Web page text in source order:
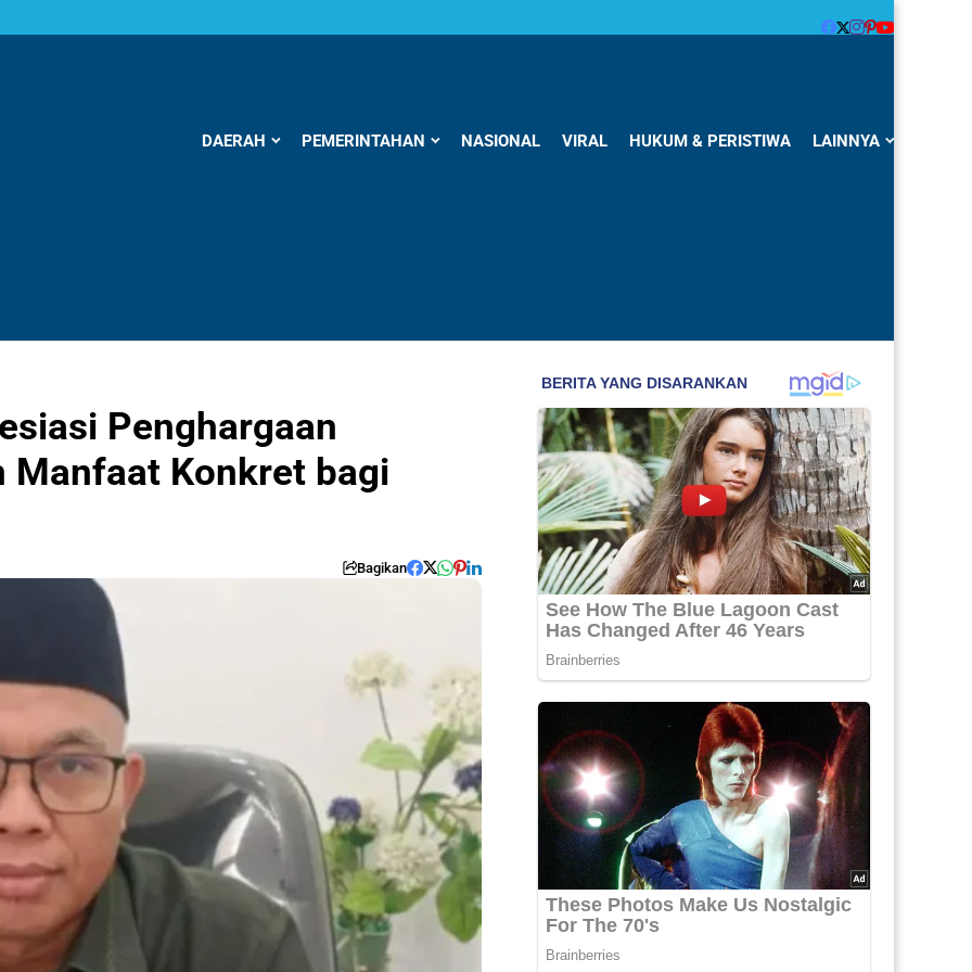
DAERAH PEMERINTAHAN NASIONAL VIRAL HUKUM & PERISTIWA LAINNYA
Penghargaan
Manfaat Konkret bagi
Bagikan